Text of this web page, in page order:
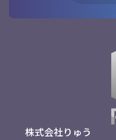
株式会社りゅう